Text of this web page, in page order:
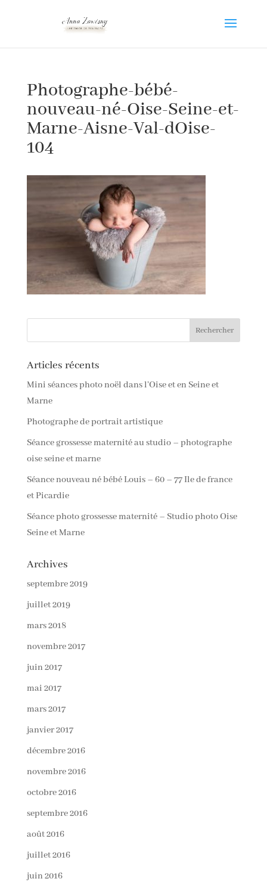
Photographe-bébé-
nouveau-né-Oise-Seine-et-
Marne-Aisne-Val-dOise-
104
Articles récents
Mini séances photo noël dans l’Oise et en Seine et
Marne
Photographe de portrait artistique
Séance grossesse maternité au studio – photographe
oise seine et marne
Séance nouveau né bébé Louis – 60 – 77 Ile de france
et Picardie
Séance photo grossesse maternité – Studio photo Oise
Seine et Marne
Archives
septembre 2019
juillet 2019
mars 2018
novembre 2017
juin 2017
mai 2017
mars 2017
janvier 2017
décembre 2016
novembre 2016
octobre 2016
septembre 2016
août 2016
juillet 2016
juin 2016